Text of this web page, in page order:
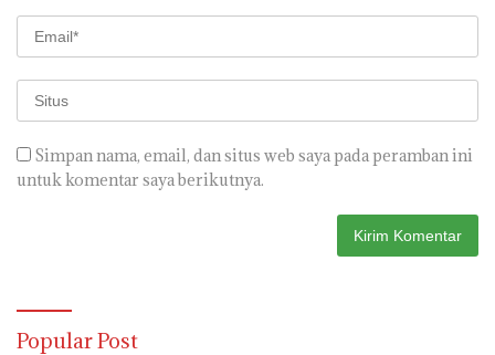
Simpan nama, email, dan situs web saya pada peramban ini
untuk komentar saya berikutnya.
Popular Post